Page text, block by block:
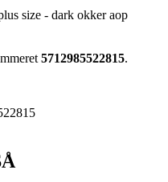
size - dark okker aop
5712985522815.